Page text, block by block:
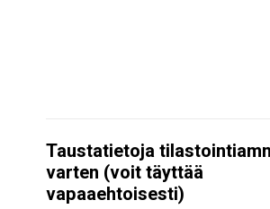
Taustatietoja
varten (voit täyttää
vapaaehtoisesti)